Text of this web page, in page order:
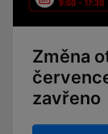
Změna
zavřeno